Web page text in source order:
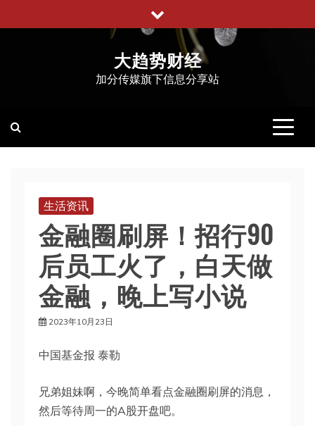
至
大趋势财经
加分传媒旗下信息分享站
生活资讯
金融圈刷屏！招行90
后员工火了，白天做
金融，晚上写小说
2023年10月23日
中国基金报 泰勒
兄弟姐妹啊，今晚简单看点金融圈刷屏的消息，
然后等待周一的A股开盘吧。